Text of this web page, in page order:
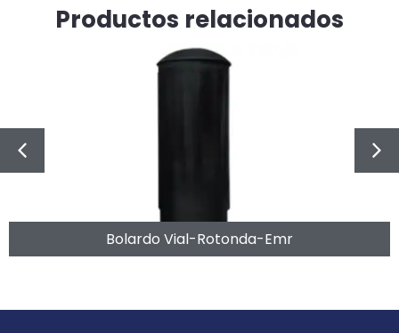
Productos relacionados
Bolardo Vial-Rotonda-Emr